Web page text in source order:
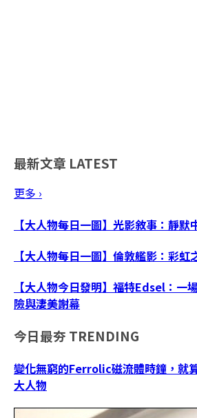
最新文章 LATEST
更多 ›
【大人物每日一圖】光影敘事：靜默
【大人物每日一圖】倫敦艦影：彩虹
【大人物今日發明】福特Edsel：一
險與淒美謝幕
今日最夯 TRENDING
變化無窮的Ferrolic磁流體時鐘，就
大人物